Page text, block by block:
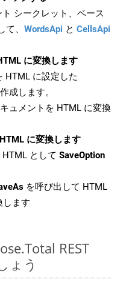
シークレット、ベース
、 WordsApi と CellsApi
に変換します
HTML に設定した
成します。
ュメントを HTML に変換
に変換します
として SaveOption
を呼び出して HTML
します
REST
ょう